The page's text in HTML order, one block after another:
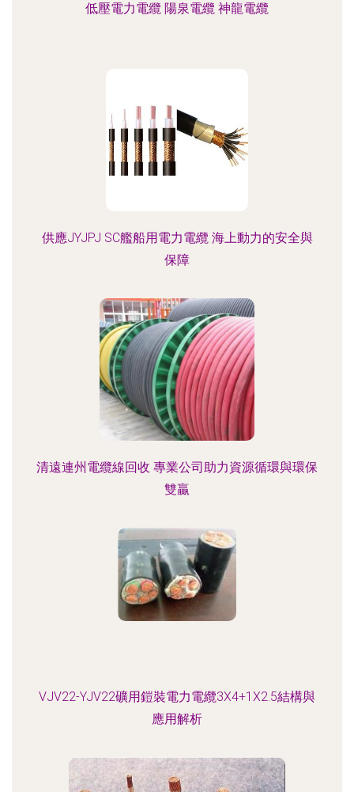
低壓電力電纜 陽泉電纜 神龍電纜
供應JYJPJ SC艦船用電力電纜 海上動力的安全與
保障
清遠連州電纜線回收 專業公司助力資源循環與環保
雙贏
VJV22-YJV22礦用鎧裝電力電纜3X4+1X2.5結構與
應用解析